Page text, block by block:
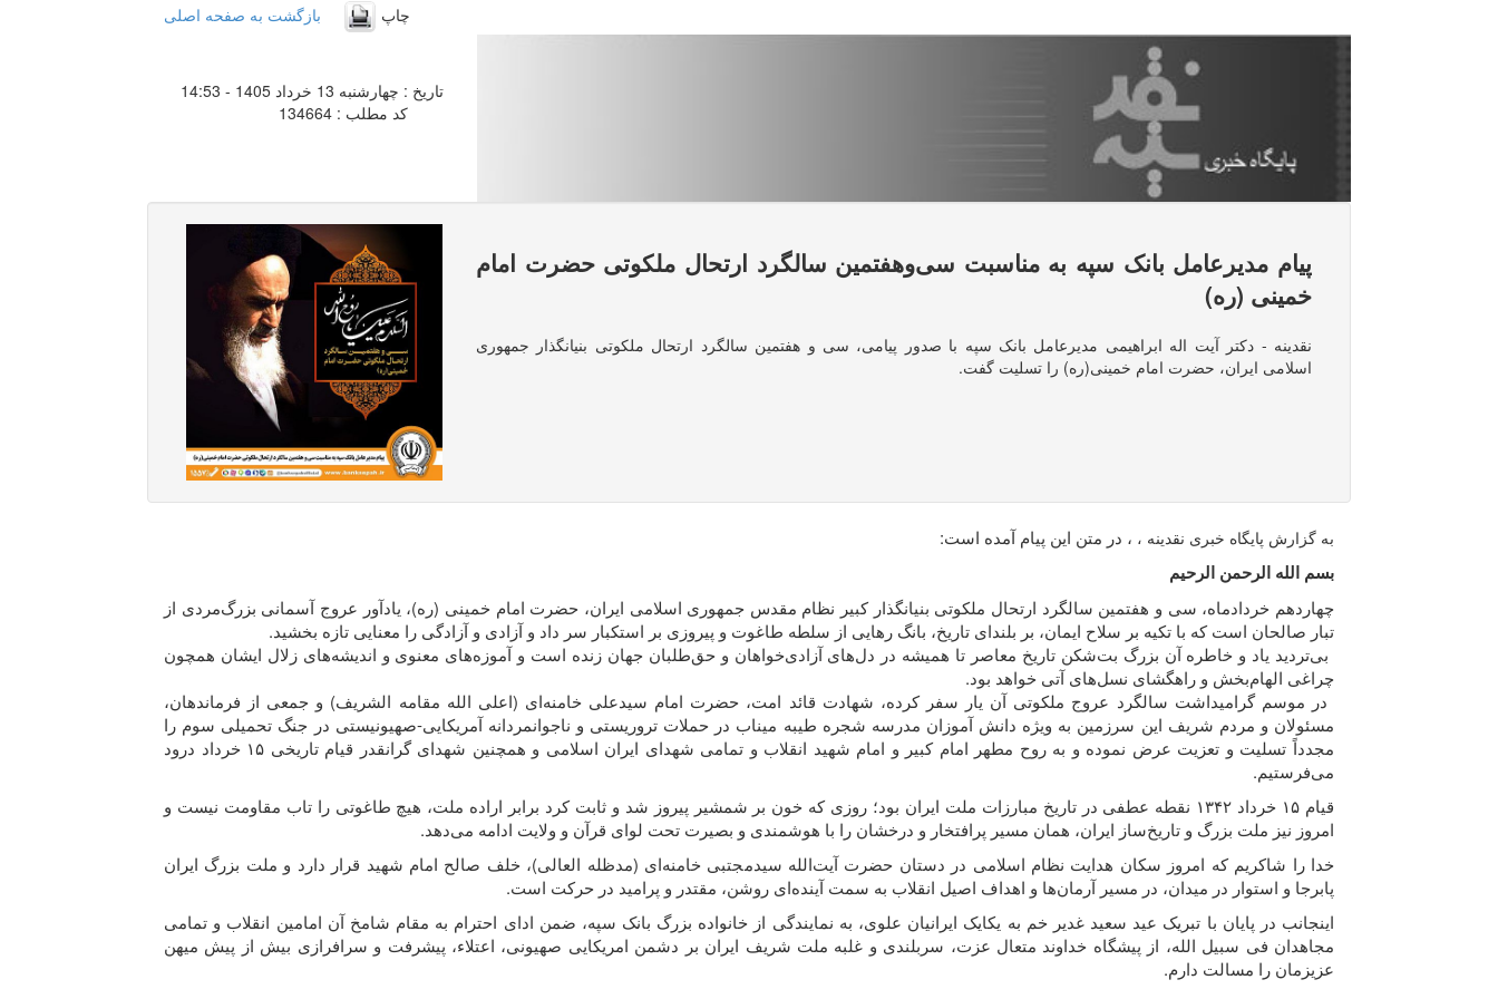
چاپ بازگشت به صفحه اصلی
تاریخ : چهارشنبه 13 خرداد 1405 - 14:53
کد مطلب : 134664
پیام مدیرعامل بانک سپه به مناسبت سی‌وهفتمین سالگرد ارتحال ملکوتی حضرت امام
خمینی (ره)
نقدینه - دکتر آیت اله ابراهیمی مدیرعامل بانک سپه با صدور پیامی، سی و هفتمین سالگرد ارتحال ملکوتی بنیانگذار جمهوری
اسلامی ایران، حضرت امام خمینی(ره) را تسلیت گفت.
به گزارش پایگاه خبری نقدینه ، ، در متن این پیام آمده است:
بسم الله الرحمن الرحیم
چهاردهم خردادماه، سی و هفتمین سالگرد ارتحال ملکوتی بنیانگذار کبیر نظام مقدس جمهوری اسلامی ایران، حضرت امام خمینی (ره)، یادآور عروج آسمانی بزرگ‌مردی از
تبار صالحان است که با تکیه بر سلاح ایمان، بر بلندای تاریخ، بانگ رهایی از سلطه طاغوت و پیروزی بر استکبار سر داد و آزادی و آزادگی را معنایی تازه بخشید.
بی‌تردید یاد و خاطره آن بزرگ بت‌شکن تاریخ معاصر تا همیشه در دل‌های آزادی‌خواهان و حق‌طلبان جهان زنده است و آموزه‌های معنوی و اندیشه‌های زلال ایشان همچون
چراغی الهام‌بخش و راهگشای نسل‌های آتی خواهد بود.
در موسم گرامیداشت سالگرد عروج ملکوتی آن یار سفر کرده، شهادت قائد امت، حضرت امام سید‌علی خامنه‌ای (اعلی الله مقامه الشریف) و جمعی از فرماندهان،
مسئولان و مردم شریف این سرزمین به ویژه دانش آموزان مدرسه شجره طیبه میناب در حملات تروریستی و ناجوانمردانه آمریکایی-صهیونیستی در جنگ تحمیلی سوم را
مجدداً تسلیت و تعزیت عرض نموده و به روح مطهر امام کبیر و امام شهید انقلاب و تمامی شهدای ایران اسلامی و همچنین شهدای گرانقدر قیام تاریخی ۱۵ خرداد درود
می‌فرستیم.
قیام ۱۵ خرداد ۱۳۴۲ نقطه عطفی در تاریخ مبارزات ملت ایران بود؛ روزی که خون بر شمشیر پیروز شد و ثابت کرد برابر اراده ملت، هیچ طاغوتی را تاب مقاومت نیست و
امروز نیز ملت بزرگ و تاریخ‌ساز ایران، همان مسیر پرافتخار و درخشان را با هوشمندی و بصیرت تحت لوای قرآن و ولایت ادامه می‌دهد.
خدا را شاکریم که امروز سکان هدایت نظام اسلامی در دستان حضرت آیت‌الله سید‌مجتبی خامنه‌ای (مدظله العالی)، خلف صالح امام شهید قرار دارد و ملت بزرگ ایران
پابرجا و استوار در میدان، در مسیر آرمان‌ها و اهداف اصیل انقلاب به سمت آینده‌ای روشن، مقتدر و پرامید در حرکت است.
اینجانب در پایان با تبریک عید سعید غدیر خم به یکایک ایرانیان علوی، به نمایندگی از خانواده بزرگ بانک سپه، ضمن ادای احترام به مقام شامخ آن امامین انقلاب و تمامی
مجاهدان فی سبیل الله، از پیشگاه خداوند متعال عزت، سربلندی و غلبه ملت شریف ایران بر دشمن امریکایی صهیونی، اعتلاء، پیشرفت و سرافرازی بیش از پیش میهن
عزیزمان را مسالت دارم.